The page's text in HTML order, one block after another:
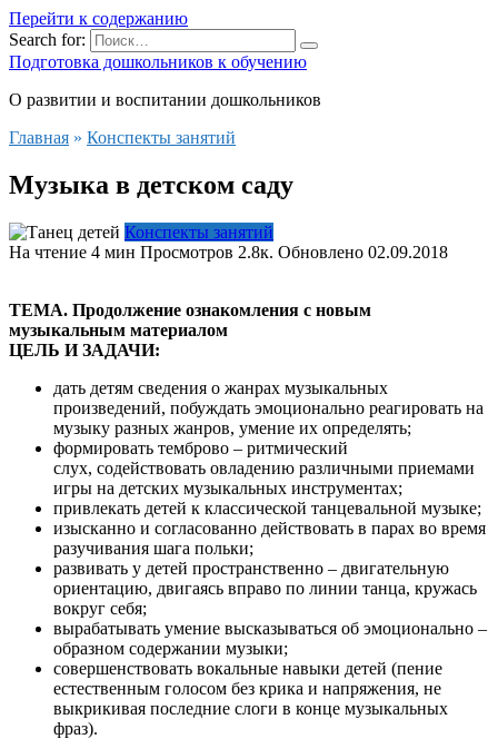
Перейти к содержанию
Search for:
Подготовка дошкольников к обучению
О развитии и воспитании дошкольников
Главная » Конспекты занятий
Музыка в детском саду
Конспекты занятий
На чтение 4 мин Просмотров 2.8к. Обновлено 02.09.2018
ТЕМА. Продолжение ознакомления с новым
музыкальным материалом
ЦЕЛЬ И ЗАДАЧИ:
дать детям сведения о жанрах музыкальных
произведений, побуждать эмоционально реагировать на
музыку разных жанров, умение их определять;
формировать темброво – ритмический
слух, содействовать овладению различными приемами
игры на детских музыкальных инструментах;
привлекать детей к классической танцевальной музыке;
изысканно и согласованно действовать в парах во время
разучивания шага польки;
развивать у детей пространственно – двигательную
ориентацию, двигаясь вправо по линии танца, кружась
вокруг себя;
вырабатывать умение высказываться об эмоционально –
образном содержании музыки;
совершенствовать вокальные навыки детей (пение
естественным голосом без крика и напряжения, не
выкрикивая последние слоги в конце музыкальных
фраз).